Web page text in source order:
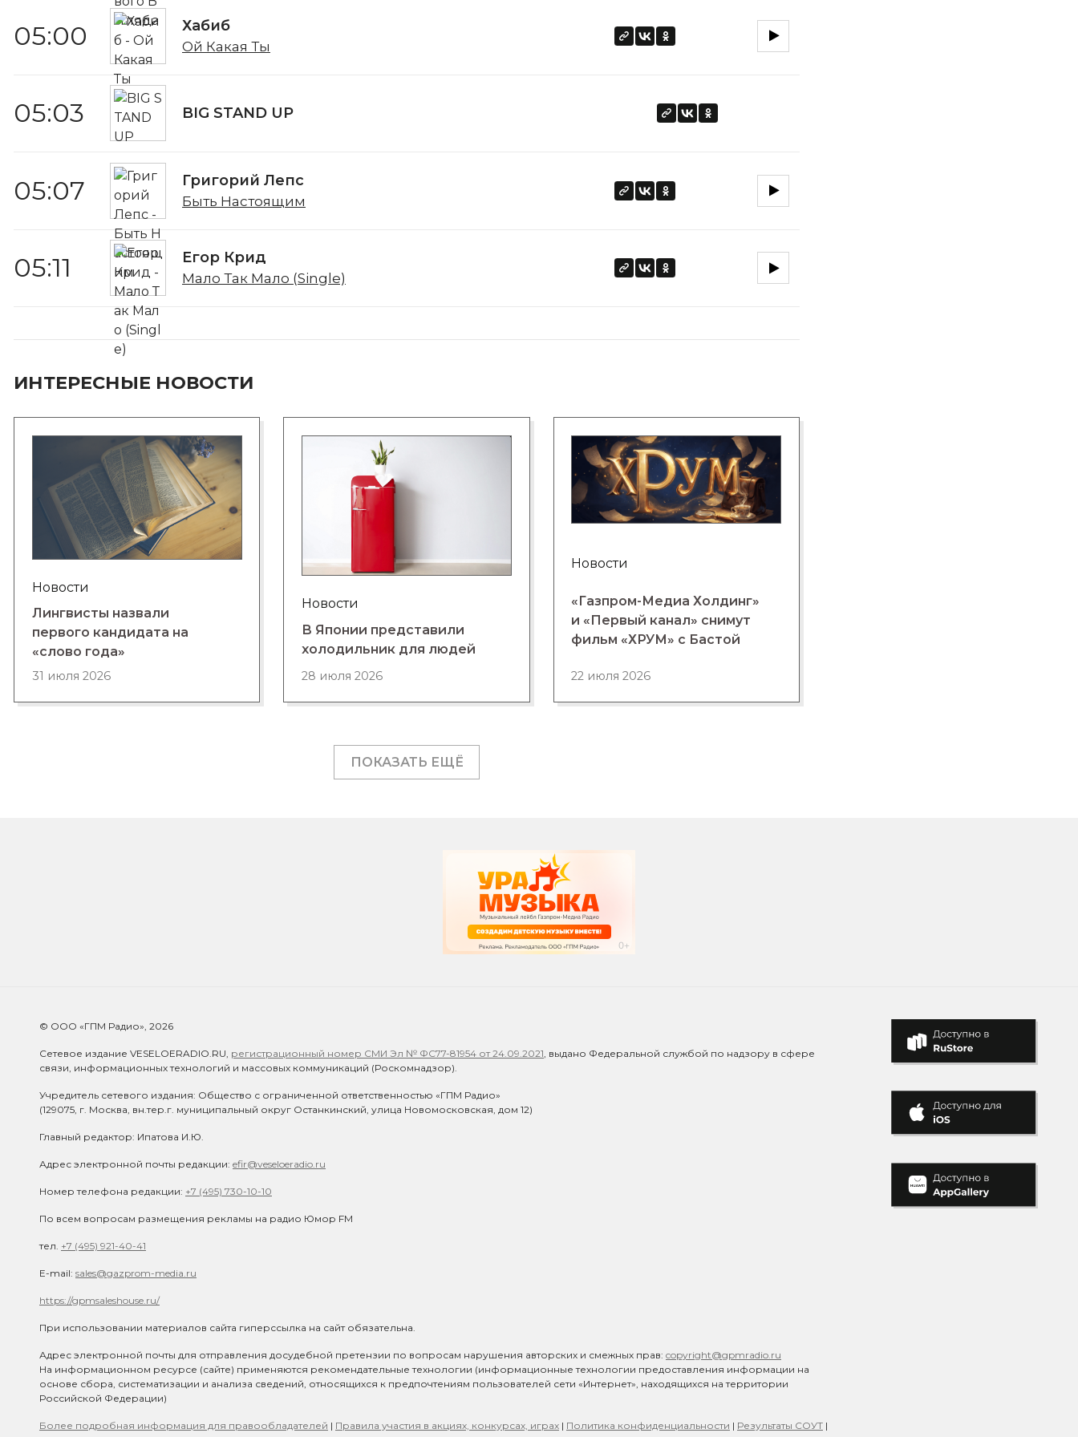
05:00 Хабиб
Ой Какая Ты
05:03 BIG STAND UP
05:07 Григорий Лепс
Быть Настоящим
05:11 Егор Крид
Мало Так Мало (Single)
ИНТЕРЕСНЫЕ НОВОСТИ
Новости
Лингвисты назвали
первого кандидата на
«слово года»
31 июля 2026
Новости
В Японии представили
холодильник для людей
28 июля 2026
Новости
«Газпром-Медиа Холдинг»
и «Первый канал» снимут
фильм «ХРУМ» с Бастой
22 июля 2026
ПОКАЗАТЬ ЕЩЁ
© ООО «ГПМ Радио», 2026
Сетевое издание VESELOERADIO.RU, регистрационный номер СМИ Эл № ФС77-81954 от 24.09.2021 , выдано Федеральной службой по надзору в сфере
связи, информационных технологий и массовых коммуникаций (Роскомнадзор).
Учредитель сетевого издания: Общество с ограниченной ответственностью «ГПМ Радио»
(129075, г. Москва, вн.тер.г. муниципальный округ Останкинский, улица Новомосковская, дом 12)
Главный редактор: Ипатова И.Ю.
Адрес электронной почты редакции: efir@veseloeradio.ru
Номер телефона редакции: +7 (495) 730-10-10
По всем вопросам размещения рекламы на радио Юмор FM
тел. +7 (495) 921-40-41
E-mail: sales@gazprom-media.ru
https://gpmsaleshouse.ru/
При использовании материалов сайта гиперссылка на сайт обязательна.
Адрес электронной почты для отправления досудебной претензии по вопросам нарушения авторских и смежных прав: copyright@gpmradio.ru
На информационном ресурсе (сайте) применяются рекомендательные технологии (информационные технологии предоставления информации на
основе сбора, систематизации и анализа сведений, относящихся к предпочтениям пользователей сети «Интернет», находящихся на территории
Российской Федерации)
Более подробная информация для правообладателей | Правила участия в акциях, конкурсах, играх | Политика конфиденциальности | Результаты СОУТ |